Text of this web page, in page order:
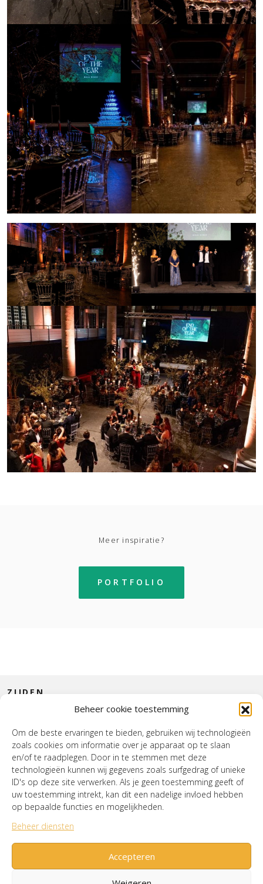
Beheer cookie toestemming
Om de beste ervaringen te bieden, gebruiken wij technologieën
zoals cookies om informatie over je apparaat op te slaan
en/of te raadplegen. Door in te stemmen met deze
technologieën kunnen wij gegevens zoals surfgedrag of unieke
ID's op deze site verwerken. Als je geen toestemming geeft of
uw toestemming intrekt, kan dit een nadelige invloed hebben
op bepaalde functies en mogelijkheden.
Beheer diensten
Accepteren
Meer inspiratie?
PORTFOLIO
HOUSE OF WURPEL
OPENINGSTIJDEN
ZIJDEN
INTERIEUR
Verzenden & RetournerenCookiebeleid (EU)
Mijn account